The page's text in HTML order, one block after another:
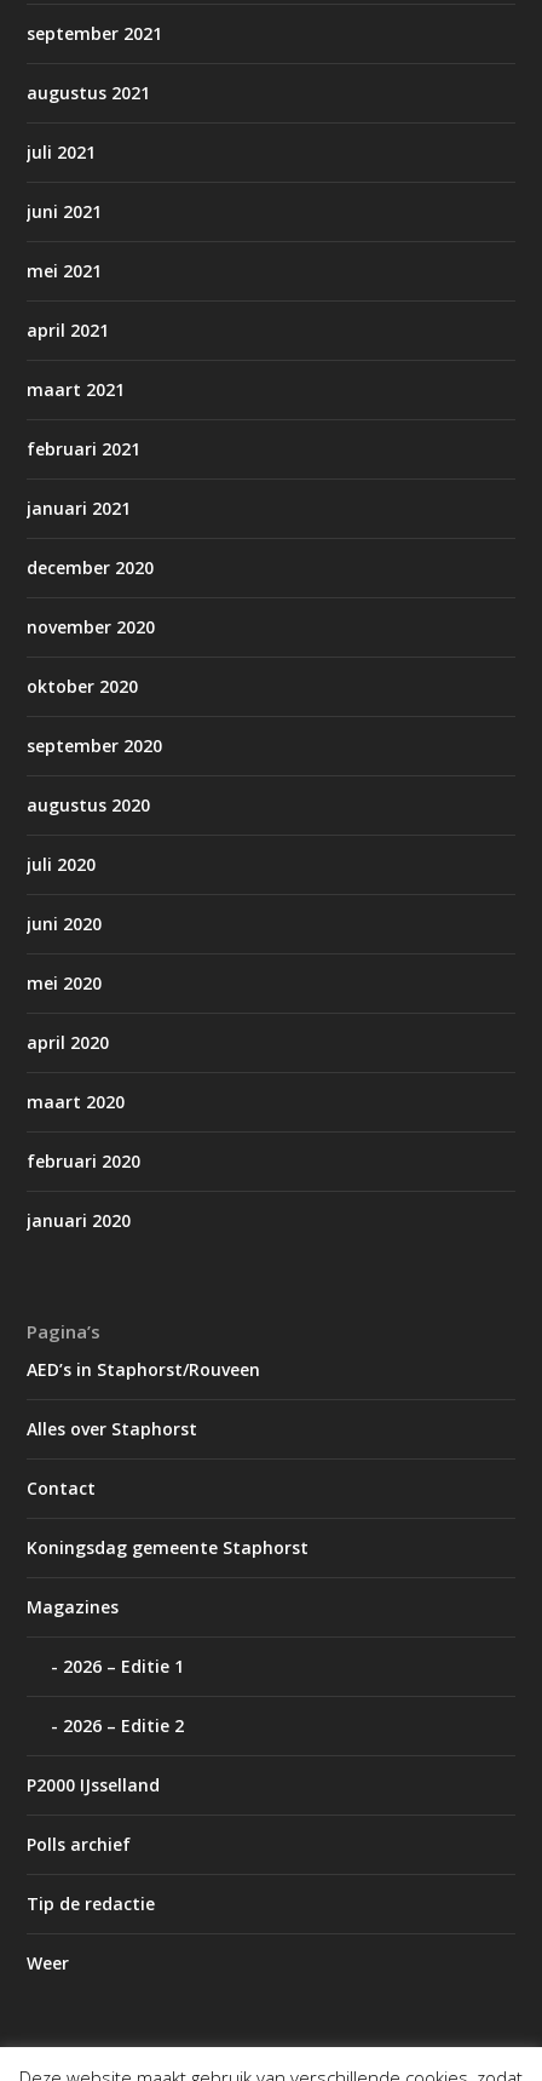
september 2021
augustus 2021
juli 2021
juni 2021
mei 2021
april 2021
maart 2021
februari 2021
januari 2021
december 2020
november 2020
oktober 2020
september 2020
augustus 2020
juli 2020
juni 2020
mei 2020
april 2020
maart 2020
februari 2020
januari 2020
Pagina’s
AED’s in Staphorst/Rouveen
Alles over Staphorst
Contact
Koningsdag gemeente Staphorst
Magazines
2026 – Editie 1
2026 – Editie 2
P2000 IJsselland
Polls archief
Tip de redactie
Weer